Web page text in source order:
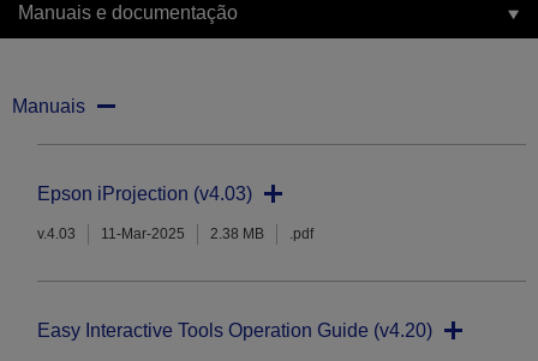
Manuais e documentação
Manuais
Epson iProjection (v4.03)
v.4.03 11-Mar-2025 2.38 MB .pdf
Easy Interactive Tools Operation Guide (v4.20)